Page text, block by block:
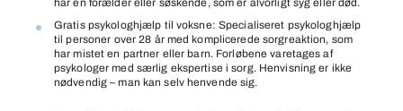
har en forælder eller søskende, som er alvorligt syg eller død.
Gratis psykologhjælp til voksne: Specialiseret psykologhjælp
til personer over 28 år med komplicerede sorgreaktion, som
har mistet en partner eller barn. Forløbene varetages af
psykologer med særlig ekspertise i sorg. Henvisning er ikke
nødvendig – man kan selv henvende sig.